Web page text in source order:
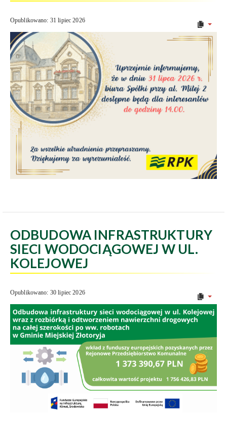
Opublikowano: 31 lipiec 2026
ODBUDOWA INFRASTRUKTURY
SIECI WODOCIĄGOWEJ W UL.
KOLEJOWEJ
Opublikowano: 30 lipiec 2026